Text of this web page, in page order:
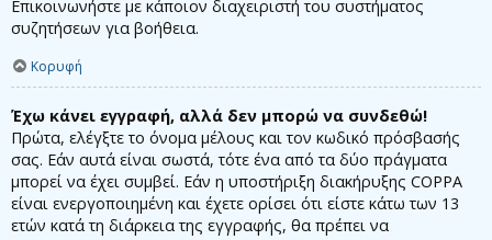
Επικοινωνήστε με κάποιον διαχειριστή του συστήματος
συζητήσεων για βοήθεια.
Κορυφή
Έχω κάνει εγγραφή, αλλά δεν μπορώ να συνδεθώ!
Πρώτα, ελέγξτε το όνομα μέλους και τον κωδικό πρόσβασής
σας. Εάν αυτά είναι σωστά, τότε ένα από τα δύο πράγματα
μπορεί να έχει συμβεί. Εάν η υποστήριξη διακήρυξης COPPA
είναι ενεργοποιημένη και έχετε ορίσει ότι είστε κάτω των 13
ετών κατά τη διάρκεια της εγγραφής, θα πρέπει να